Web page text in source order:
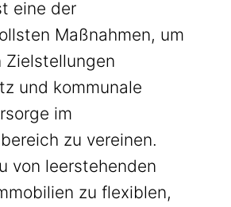
eine der
Maßnahmen, um
Zielstellungen
und kommunale
im
zu vereinen.
von leerstehenden
zu flexiblen,